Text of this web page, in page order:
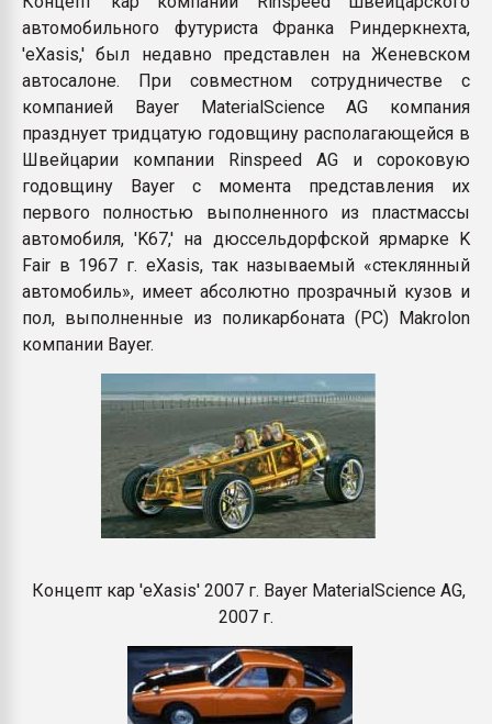
пластмасс
28.07.2026
ситуацией на
ПЕРЕЙТИ НА
автомобильного футуриста Франка Риндеркнехта,
'eXasis,' был недавно представлен на Женевском
автосалоне. При совместном сотрудничестве с
компанией Bayer MaterialScience AG компания
празднует тридцатую годовщину располагающейся в
Швейцарии компании Rinspeed AG и сороковую
годовщину Bayer с момента представления их
первого полностью выполненного из пластмассы
автомобиля, 'K67,' на дюссельдорфской ярмарке K
Fair в 1967 г. eXasis, так называемый «стеклянный
автомобиль», имеет абсолютно прозрачный кузов и
пол, выполненные из поликарбоната (PC) Makrolon
компании Bayer.
Концепт кар 'eXasis' 2007 г. Bayer MaterialScience AG,
2007 г.